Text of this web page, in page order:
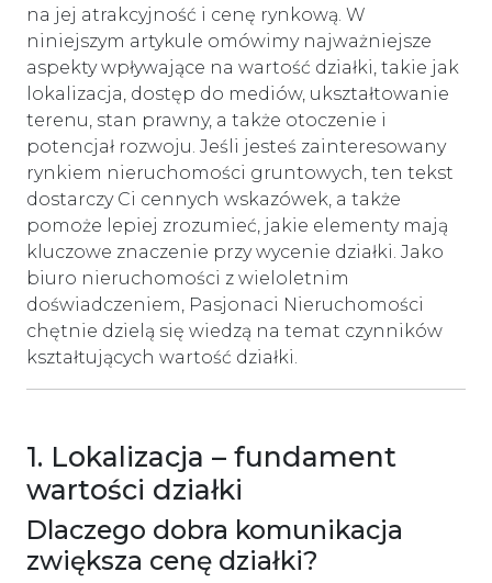
na jej atrakcyjność i cenę rynkową. W
niniejszym artykule omówimy najważniejsze
aspekty wpływające na wartość działki, takie jak
lokalizacja, dostęp do mediów, ukształtowanie
terenu, stan prawny, a także otoczenie i
potencjał rozwoju. Jeśli jesteś zainteresowany
rynkiem nieruchomości gruntowych, ten tekst
dostarczy Ci cennych wskazówek, a także
pomoże lepiej zrozumieć, jakie elementy mają
kluczowe znaczenie przy wycenie działki. Jako
biuro nieruchomości z wieloletnim
doświadczeniem, Pasjonaci Nieruchomości
chętnie dzielą się wiedzą na temat czynników
kształtujących wartość działki.
1. Lokalizacja – fundament
wartości działki
Dlaczego dobra komunikacja
zwiększa cenę działki?